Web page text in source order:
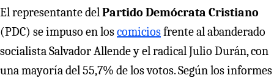
El representante del Partido Demócrata Cristiano
(PDC) se impuso en loscomiciosfrente al abanderado
socialista Salvador Allende y el radical Julio Durán, con
una mayoría del 55,7% de los votos. Según los informes